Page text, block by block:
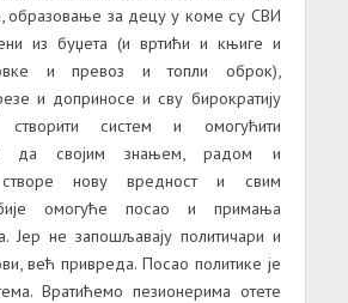
образовање за децу у коме су СВИ
из буџета (и вртићи и књиге и
и превоз и топли оброк),
и доприносе и сву бирократију
систем и омогућити
да својим знањем, радом и
нову вредност и свим
омогуће посао и примања
Јер не запошљавају политичари и
већ привреда. Посао политике је
Вратићемо пезионерима отете